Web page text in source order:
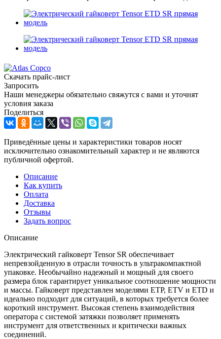
Скачать прайс-лист
Запросить
Наши менеджеры обязательно свяжутся с вами и уточнят
условия заказа
Поделиться
Приведённые цены и характеристики товаров носят
исключительно ознакомительный характер и не являются
публичной офертой.
Описание
Как купить
Оплата
Доставка
Отзывы
Задать вопрос
Описание
Электрический гайковерт Tensor SR обеспечивает
непревзойденную в отрасли точность в ультракомпактной
упаковке. Необычайно надежный и мощный для своего
размера блок гарантирует уникальное соотношение мощности
и массы. Гайковерт представлен моделями ETP, ETV и ETD и
идеально подходит для ситуаций, в которых требуется более
короткий инструмент. Высокая степень взаимодействия
оператора с системой затяжки позволяет применять
инструмент для ответственных и критически важных
соединений.